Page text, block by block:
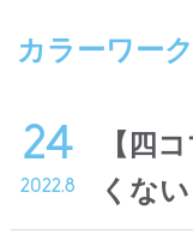
カラーワー
24
2022.8
【四
くな